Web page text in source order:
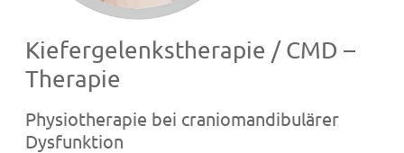
Kiefergelenkstherapie / CMD –
Therapie
Physiotherapie bei craniomandibulärer
Dysfunktion